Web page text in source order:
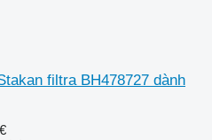
filtra BH478727 dành